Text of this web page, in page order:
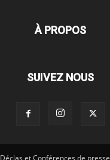
À PROPOS
SUIVEZ NOUS